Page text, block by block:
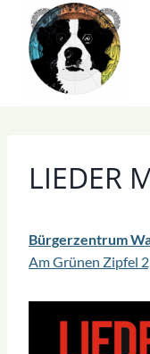
Inhalt
springen
LIEDER
Bürgerzentrum
Am Grünen Zipfel